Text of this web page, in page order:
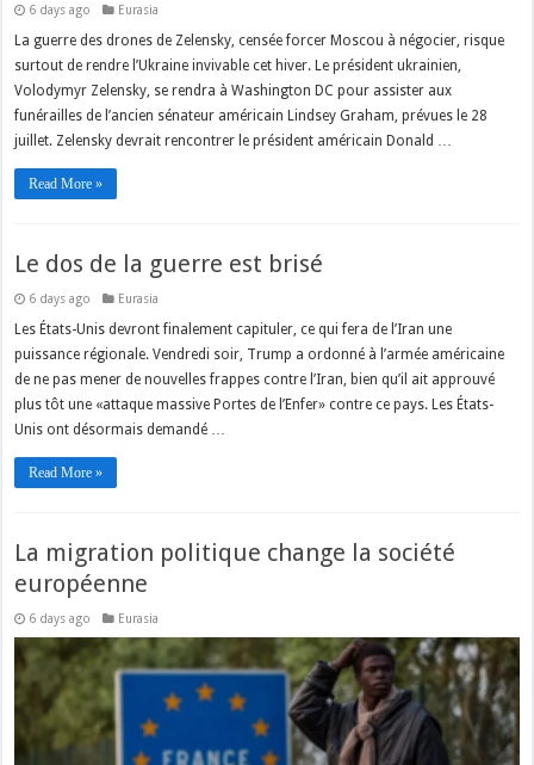
6 days ago Eurasia
La guerre des drones de Zelensky, censée forcer Moscou à négocier, risque
surtout de rendre l’Ukraine invivable cet hiver. Le président ukrainien,
Volodymyr Zelensky, se rendra à Washington DC pour assister aux
funérailles de l’ancien sénateur américain Lindsey Graham, prévues le 28
juillet. Zelensky devrait rencontrer le président américain Donald …
Read More »
Le dos de la guerre est brisé
6 days ago Eurasia
Les États-Unis devront finalement capituler, ce qui fera de l’Iran une
puissance régionale. Vendredi soir, Trump a ordonné à l’armée américaine
de ne pas mener de nouvelles frappes contre l’Iran, bien qu’il ait approuvé
plus tôt une «attaque massive Portes de l’Enfer» contre ce pays. Les États-
Unis ont désormais demandé …
Read More »
La migration politique change la société
européenne
6 days ago Eurasia